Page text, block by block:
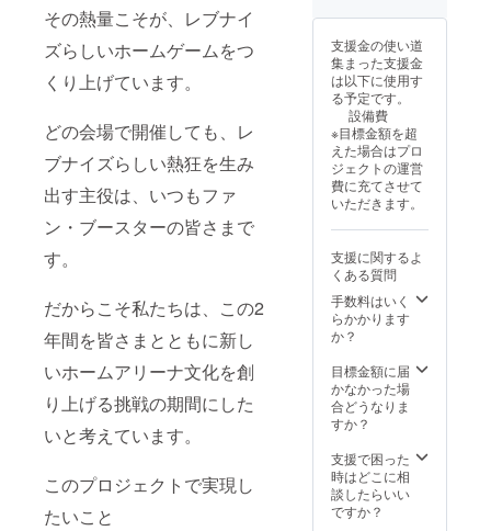
その熱量こそが、レブナイ
ズらしいホームゲームをつ
くり上げています。
どの会場で開催しても、レ
ブナイズらしい熱狂を生み
出す主役は、いつもファ
ン・ブースターの皆さまで
す。
だからこそ私たちは、この2
年間を皆さまとともに新し
いホームアリーナ文化を創
り上げる挑戦の期間にした
いと考えています。
このプロジェクトで実現し
たいこと
字、記
号、絵
文字、
ロゴ等
※掲載す
るお名
前につ
いては
プロ
ジェク
ト終了
後に
メール
にてや
り取り
を行い
ます。
※掲出内
は、ク
ラブよ
り修正
場合が
ござい
ます。
※掲出終
プロ
ジェク
ト終了
後に
メール
にてや
り取り
を行い
ます。
※掲出内
容に
よって
は、ク
り修正
をお願
いする
場合が
※掲出終
了後、
後日発
いたし
ます。
入りの
出 （掲
出後、
ご支援
者様へ
お届け
いたし
ます）
※掲出予
定：9月
12日・
13日 プ
ズン
ゲーム
会場外
＜のぼ
り詳細
名：縦
書き16
文字以
内（ス
含む）
使用可
能文
字：漢
前入り
掲出
（掲出
後、ご
支援者
様へお
届けい
たしま
す） ※
掲出予
定：9月
12日・
レシー
ズン
ゲーム
会場外
＜のぼ
＞ 掲出
名：縦
書き16
文字以
ペース
含む）
使用可
能文
ル1個
デザイ
ンミニ
フラッ
グ（サ
イズ：
幅
300mm
×高さ
200mm
）2個
・ロゴ
カー
（サイ
ズ：横
11cm×
縦
枚 ・名
前入り
のぼり
掲出
後、ご
支援者
様へお
届けい
支援金の使い道
集まった支援金
は以下に使用す
る予定です。
設備費
※目標金額を超
えた場合はプロ
ジェクトの運営
費に充てさせて
いただきます。
支援に関するよ
くある質問
手数料はいく
らかかります
か？
目標金額に届
かなかった場
合どうなりま
すか？
支援で困った
時はどこに相
談したらいい
ですか？